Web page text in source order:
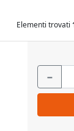
Elementi trovati
−